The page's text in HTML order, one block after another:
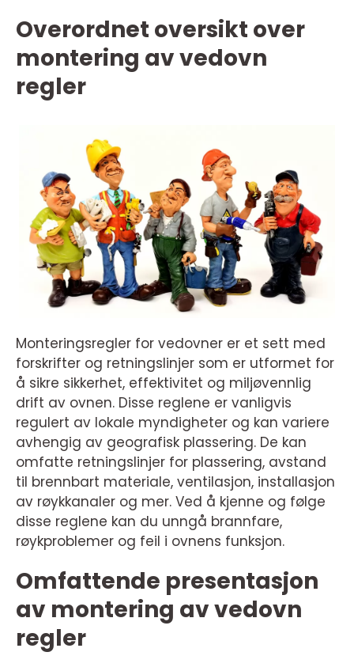
Overordnet oversikt over
montering av vedovn
regler
Monteringsregler for vedovner er et sett med
forskrifter og retningslinjer som er utformet for
å sikre sikkerhet, effektivitet og miljøvennlig
drift av ovnen. Disse reglene er vanligvis
regulert av lokale myndigheter og kan variere
avhengig av geografisk plassering. De kan
omfatte retningslinjer for plassering, avstand
til brennbart materiale, ventilasjon, installasjon
av røykkanaler og mer. Ved å kjenne og følge
disse reglene kan du unngå brannfare,
røykproblemer og feil i ovnens funksjon.
Omfattende presentasjon
av montering av vedovn
regler